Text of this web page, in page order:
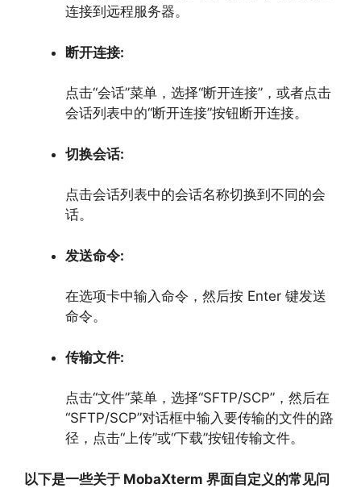
连接到远程服务器。
断开连接:
点击“会话”菜单， 选择“断开连接”， 或者点击
会话列表中的“断开连接”按钮断开连接。
切换会话:
点击会话列表中的会话名称切换到不同的会
话。
发送命令:
在选项卡中输入命令， 然后按 Enter 键发送
命令。
传输文件:
点击“文件”菜单， 选择“SFTP/SCP”， 然后在
“SFTP/SCP”对话框中输入要传输的文件的路
径， 点击“上传”或“下载”按钮传输文件。
以下是一些关于 MobaXterm 界面自定义的常见问